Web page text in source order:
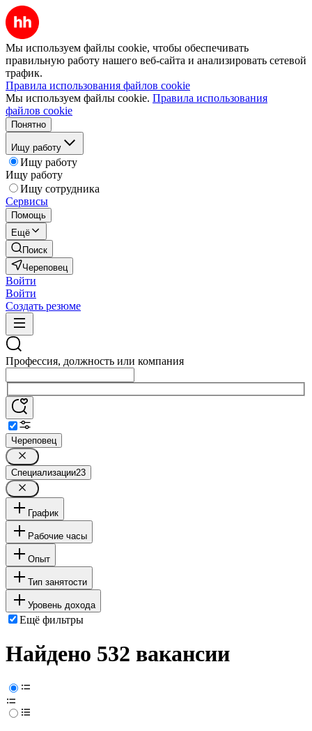
Мы используем файлы cookie, чтобы обеспечивать
правильную работу нашего веб-сайта и анализировать сетевой
трафик.
Правила использования файлов cookie
Мы используем файлы cookie. Правила использования
файлов cookie
Понятно
Ищу работу
Ищу работу
Ищу работу
Ищу сотрудника
Сервисы
Помощь
Ещё
Поиск
Череповец
Войти
Войти
Создать резюме
Профессия, должность или компания
Череповец
Специализации23
График
Рабочие часы
Опыт
Тип занятости
Уровень дохода
Ещё фильтры
Найдено 532 вакансии